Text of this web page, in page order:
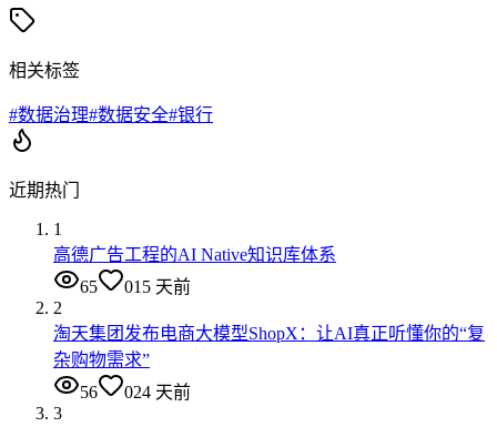
相关标签
#数据治理#数据安全#银行
近期热门
1
高德广告工程的AI Native知识库体系
65
015 天前
2
淘天集团发布电商大模型ShopX：让AI真正听懂你的“复
杂购物需求”
56
024 天前
3